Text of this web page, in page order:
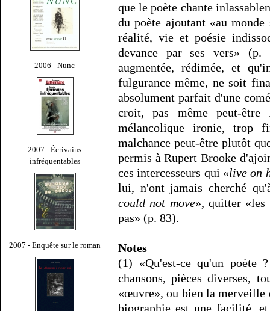
2006 - Nunc
2007 - Écrivains
infréquentables
2007 - Enquête sur le roman
que le poète chante
du poète ajoutant «au
réalité, vie et poésie
devance par ses vers»
augmentée, rédimée, et
fulgurance même, ne soit
absolument parfait d'une
croit, pas même peut-
mélancolique ironie, trop
malchance peut-être plutôt
permis à Rupert Brooke
ces intercesseurs qui «live on
lui, n'ont jamais cherché
could not move», quitter «les
pas» (p. 83).
Notes
(1) «Qu'est-ce qu'un poète
chansons, pièces diverses,
«œuvre», ou bien la merveille
biographie est une facilité,